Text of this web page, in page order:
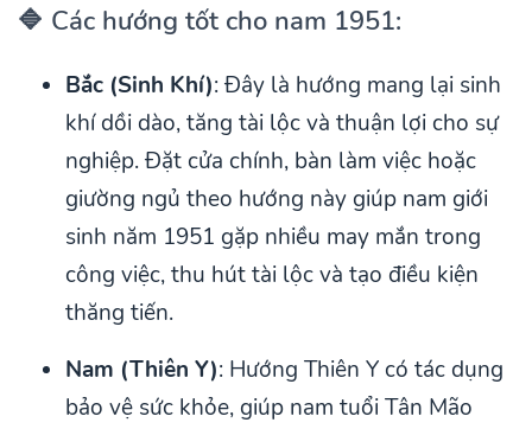
🔷 Các hướng tốt cho nam 1951:
Bắc (Sinh Khí): Đây là hướng mang lại sinh
khí dồi dào, tăng tài lộc và thuận lợi cho sự
nghiệp. Đặt cửa chính, bàn làm việc hoặc
giường ngủ theo hướng này giúp nam giới
sinh năm 1951 gặp nhiều may mắn trong
công việc, thu hút tài lộc và tạo điều kiện
thăng tiến.
Nam (Thiên Y): Hướng Thiên Y có tác dụng
bảo vệ sức khỏe, giúp nam tuổi Tân Mão